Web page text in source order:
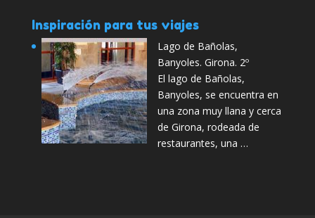
Inspiración para tus viajes
Lago de Bañolas,
Banyoles. Girona. 2º
El lago de Bañolas,
Banyoles, se encuentra en
una zona muy llana y cerca
de Girona, rodeada de
restaurantes, una …